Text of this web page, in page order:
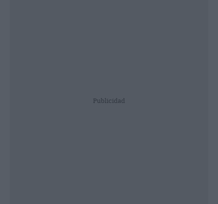
Publicidad